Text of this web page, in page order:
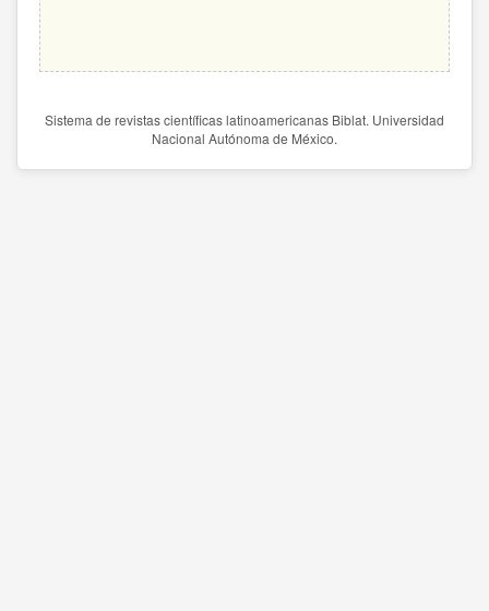
Sistema de revistas científicas latinoamericanas Biblat. Universidad
Nacional Autónoma de México.